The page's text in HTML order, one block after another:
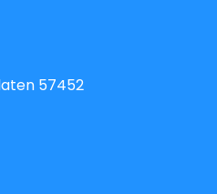
57452